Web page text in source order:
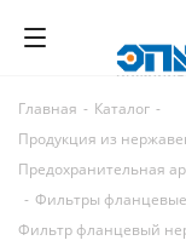
Главная - Каталог -
Продукция из
Предохранительная
- Фильтры
Фильтр фланцевый